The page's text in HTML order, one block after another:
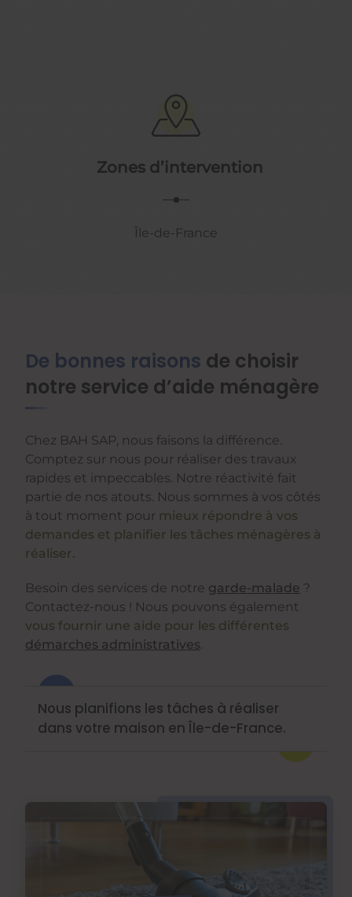
Zones d’intervention
Île-de-France
De bonnes raisons de choisir
notre service d’aide ménagère
Chez BAH SAP, nous faisons la différence.
Comptez sur nous pour réaliser des travaux
rapides et impeccables. Notre réactivité fait
partie de nos atouts. Nous sommes à vos côtés
à tout moment pour mieux répondre à vos
demandes et planifier les tâches ménagères à
réaliser.
Besoin des services de notre garde-malade ?
Contactez-nous ! Nous pouvons également
vous fournir une aide pour les différentes
démarches administratives.
Nous planifions les tâches à réaliser
dans votre maison en Île-de-France.